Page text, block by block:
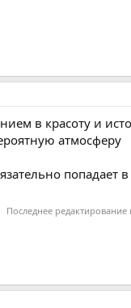
в красоту и
атмосферу
попадает
Последнее